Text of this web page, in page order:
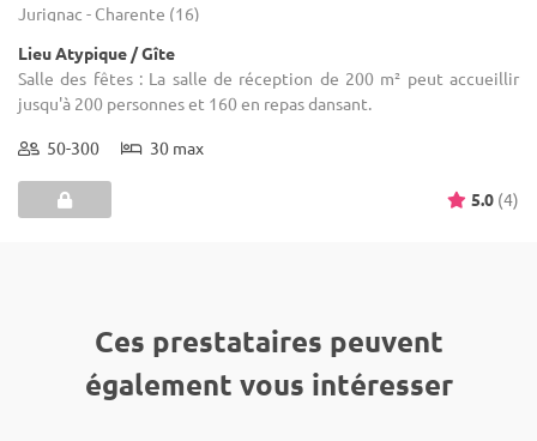
Jurignac - Charente (16)
Lieu Atypique / Gîte
Salle des fêtes : La salle de réception de 200 m² peut accueillir
jusqu'à 200 personnes et 160 en repas dansant.
50-300 30 max
5.0 (4)
Ces prestataires peuvent
également vous intéresser